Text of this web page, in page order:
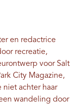
en redactrice
recreatie,
voor Salt
City Magazine,
niet achter haar
wandeling door